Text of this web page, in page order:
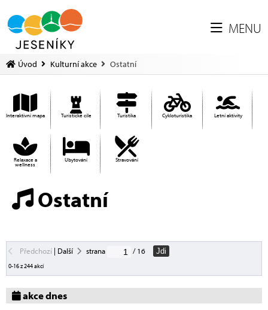
MENU
Úvod Kulturní akce Ostatní
Interaktivní mapa Turistické cíle Turistika Cykloturistika Letní aktivity
Relaxace a
wellness
Ubytování Stravování
Ostatní
Předchozí| Další strana / 16 Jdi
0-16 z 244 akcí
akce dnes